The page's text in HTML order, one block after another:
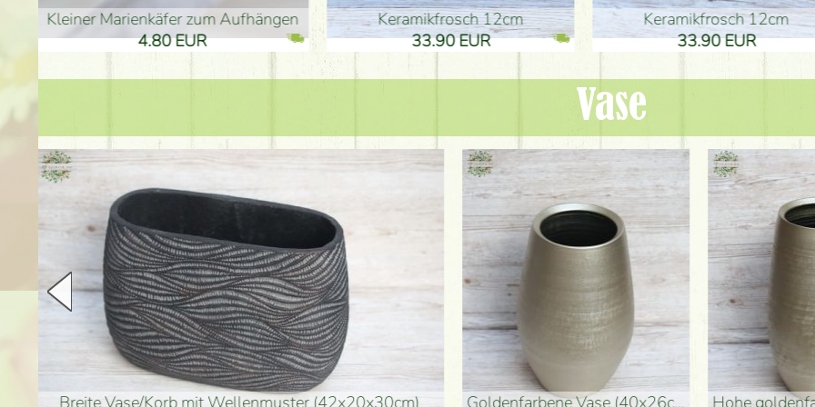
Keramikfrosch 12cm
33.90 EUR
Keramikfrosch 12cm
33.90 EUR
Keramikfrosch 12cm
33.90 EUR
Vase
goldenfarbene Vase (40x26cm) hohe goldenfarbene Bodenvase (50x29cm) schwarze Design-Vase (15x20cm)